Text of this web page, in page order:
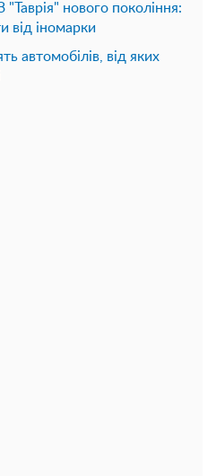
"Таврія" нового покоління:
від іномарки
автомобілів, від яких